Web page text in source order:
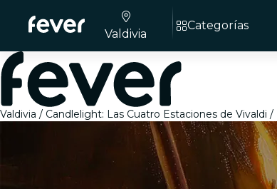
Valdivia
Categorías
Valdivia Candlelight: Las Cuatro Estaciones de Vivaldi